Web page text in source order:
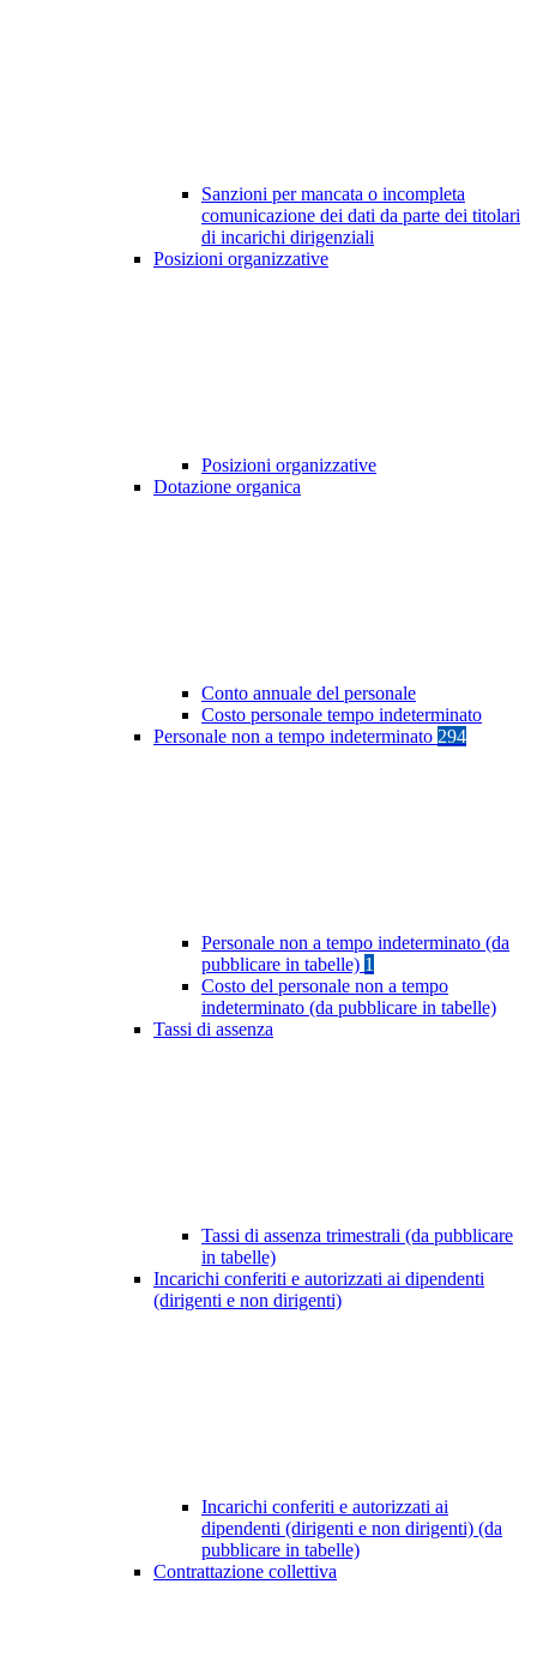
Sanzioni per mancata o incompleta
comunicazione dei dati da parte dei titolari
di incarichi dirigenziali
Posizioni organizzative
Posizioni organizzative
Dotazione organica
Conto annuale del personale
Costo personale tempo indeterminato
Personale non a tempo indeterminato 294
Personale non a tempo indeterminato (da
pubblicare in tabelle) 1
Costo del personale non a tempo
indeterminato (da pubblicare in tabelle)
Tassi di assenza
Tassi di assenza trimestrali (da pubblicare
in tabelle)
Incarichi conferiti e autorizzati ai dipendenti
(dirigenti e non dirigenti)
Incarichi conferiti e autorizzati ai
dipendenti (dirigenti e non dirigenti) (da
pubblicare in tabelle)
Contrattazione collettiva